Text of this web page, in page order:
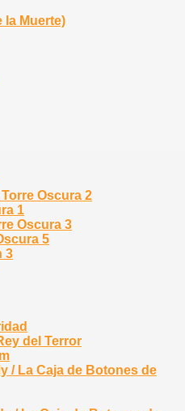
la Muerte)
Oscura 2
1
Oscura 3
5
3
del Terror
/ La Caja de Botones de